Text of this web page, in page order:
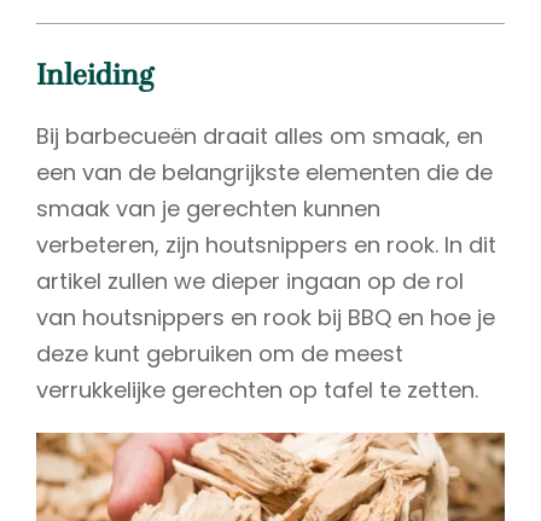
Inleiding
Bij barbecueën draait alles om smaak, en
een van de belangrijkste elementen die de
smaak van je gerechten kunnen
verbeteren, zijn houtsnippers en rook. In dit
artikel zullen we dieper ingaan op de rol
van houtsnippers en rook bij BBQ en hoe je
deze kunt gebruiken om de meest
verrukkelijke gerechten op tafel te zetten.